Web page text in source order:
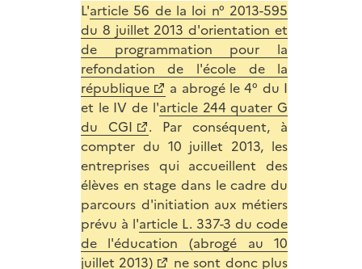
L'article 56 de la loi n° 2013-595
du 8 juillet 2013 d'orientation et
de programmation pour la
refondation de l'école de la
république
a abrogé le 4° du I
et le IV de l'article 244 quater G
du CGI
. Par conséquent, à
compter du 10 juillet 2013, les
entreprises qui accueillent des
élèves en stage dans le cadre du
parcours d'initiation aux métiers
prévu à l'article L. 337-3 du code
de l'éducation (abrogé au 10
juillet 2013)
ne sont donc plus